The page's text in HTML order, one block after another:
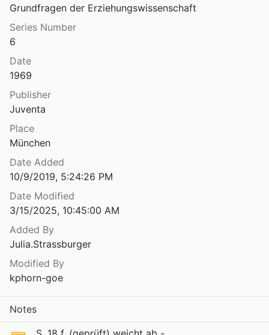
Grundfragen der Erziehungswissenschaft
Series Number
6
Date
1969
Publisher
Juventa
Place
München
Date Added
10/9/2019, 5:24:26 PM
Date Modified
3/15/2025, 10:45:00 AM
Added By
Julia.Strassburger
Modified By
kphorn-goe
Notes